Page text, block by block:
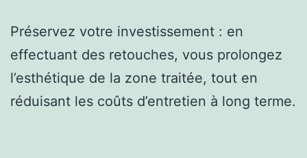
Préservez votre investissement : en
effectuant des retouches, vous prolongez
l’esthétique de la zone traitée, tout en
réduisant les coûts d’entretien à long terme.